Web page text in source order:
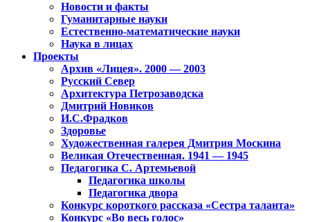
Новости и факты
Гуманитарные науки
Естественно-математические науки
Наука в лицах
Проекты
Архив «Лицея». 2000 — 2003
Русский Север
Архитектура Петрозаводска
Дмитрий Новиков
И.С.Фрадков
Здоровье
Художественная галерея Дмитрия Москина
Великая Отечественная. 1941 — 1945
Педагогика С. Артемьевой
Педагогика школы
Педагогика двора
Конкурс короткого рассказа «Сестра таланта»
Конкурс «Во весь голос»